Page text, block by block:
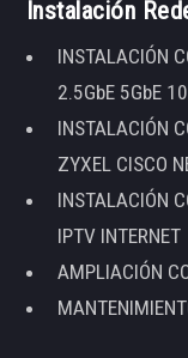
Instalación
INSTALACIÓN
2.5GbE 5GbE
INSTALACIÓN
ZYXEL CISCO
INSTALACIÓN
IPTV INTERNET
AMPLIACIÓN